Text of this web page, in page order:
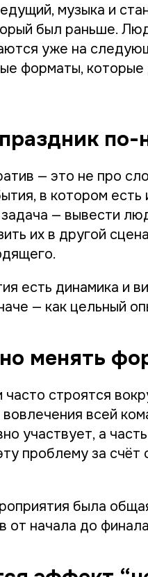
музыка и
был раньше.
уже на
форматы,
— это не про
в котором
— вывести
их в другой
есть динамика и
— как цельный
менять
строятся
всей
участвует, а
проблему за
была
от начала до